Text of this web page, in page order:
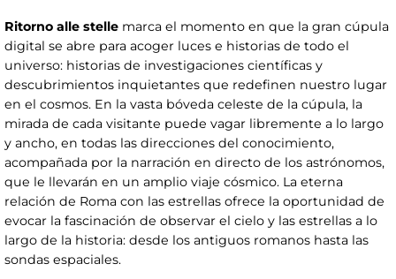
Ritorno alle stelle marca el momento en que la gran cúpula
digital se abre para acoger luces e historias de todo el
universo: historias de investigaciones científicas y
descubrimientos inquietantes que redefinen nuestro lugar
en el cosmos. En la vasta bóveda celeste de la cúpula, la
mirada de cada visitante puede vagar libremente a lo largo
y ancho, en todas las direcciones del conocimiento,
acompañada por la narración en directo de los astrónomos,
que le llevarán en un amplio viaje cósmico. La eterna
relación de Roma con las estrellas ofrece la oportunidad de
evocar la fascinación de observar el cielo y las estrellas a lo
largo de la historia: desde los antiguos romanos hasta las
sondas espaciales.